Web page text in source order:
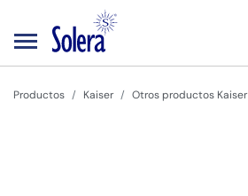
Productos Kaiser Otros productos Kaiser